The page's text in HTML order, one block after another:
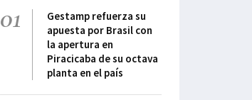
01
Gestamp refuerza su
apuesta por Brasil con
la apertura en
Piracicaba de su octava
planta en el país